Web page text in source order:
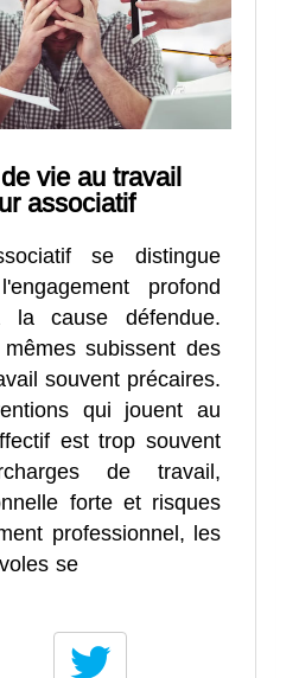
vie au travail
associatif
se distingue
profond
cause défendue.
subissent des
souvent précaires.
qui jouent au
est trop souvent
de travail,
forte et risques
professionnel, les
se